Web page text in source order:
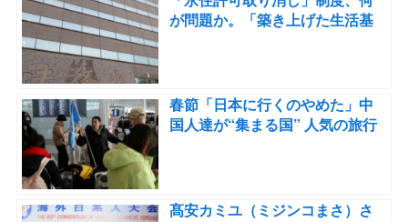
が問題か。「築き上げた生活基
春節「日本に行くのやめた」中
国人達が“集まる国” 人気の旅行
髙安カミユ（ミジンコまさ）さ